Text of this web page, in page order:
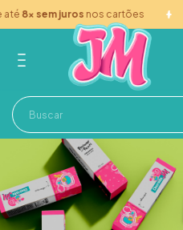
8x sem jurosnos cartões